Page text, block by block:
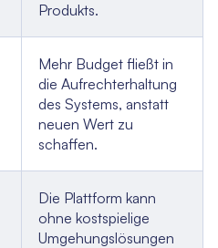
Produkts.
Mehr Budget fließt in
die Aufrechterhaltung
des Systems, anstatt
neuen Wert zu
schaffen.
Die Plattform kann
ohne kostspielige
Umgehungslösungen